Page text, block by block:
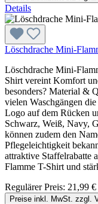
Details
Löschdrache Mini-
Löschdrache Mini-
Shirt vereint Komfort
besonders? Material &
vielen Waschgängen
Logo auf dem Rücken
Schwarz, Weiß, Navy,
können zudem den
Pflegeleichtigkeit
attraktive Staffelrabatte
Flamme T-Shirt und
Regulärer Preis: 21,99 €
Preise inkl. MwSt. zzgl.